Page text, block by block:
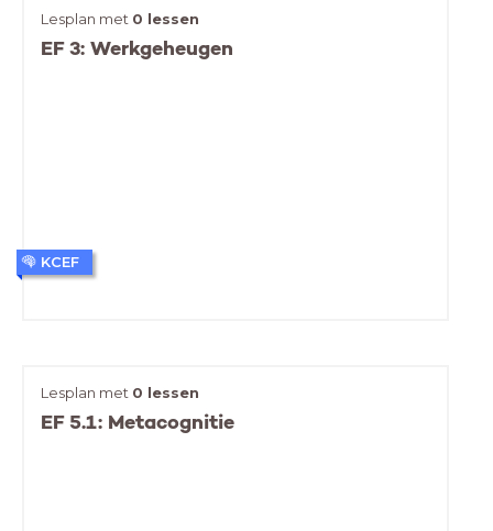
Lesplan met 0 lessen
EF 3: Werkgeheugen
KCEF
Lesplan met 0 lessen
EF 5.1: Metacognitie